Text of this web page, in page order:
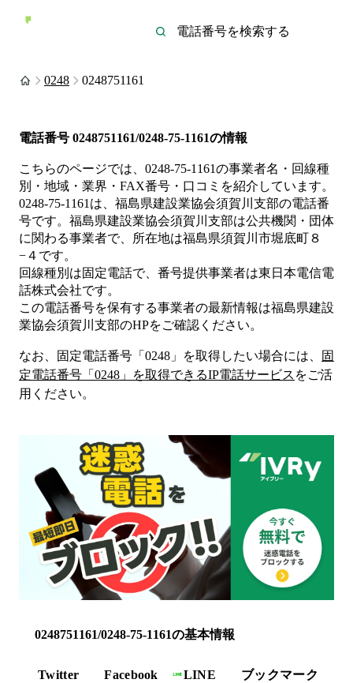
0248 0248751161
電話番号 0248751161/0248-75-1161の情報
こちらのページでは、 0248-75-1161の事業者名・回線種
別・地域・業界・FAX番号・口コミを紹介しています。
0248-75-1161 は、 福島県建設業協会須賀川支部の電話番
号です。 福島県建設業協会須賀川支部は公共機関・団体
に関わる事業者で、所在地は福島県須賀川市堀底町８
−４ です。
回線種別は固定電話で、番号提供事業者は東日本電信電
話株式会社です。
この電話番号を保有する事業者の最新情報は福島県建設
業協会須賀川支部のHPをご確認ください。
なお、固定電話番号「 0248 」を取得したい場合には、
固
定電話番号「 0248 」を取得できるIP電話サービス をご活
用ください。
0248751161/0248-75-1161の基本情報
Twitter Facebook LINE
ブックマーク